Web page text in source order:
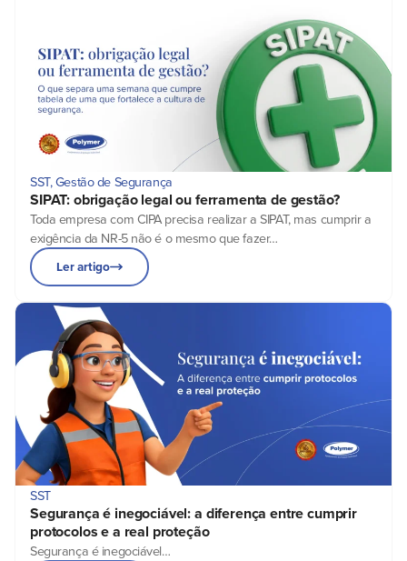
SST,Gestão de Segurança
SIPAT: obrigação legal ou ferramenta de gestão?
Toda empresa com CIPA precisa realizar a SIPAT, mas cumprir a
exigência da NR-5 não é o mesmo que fazer…
Ler artigo
SST
Segurança é inegociável: a diferença entre cumprir
protocolos e a real proteção
Segurança é inegociável…